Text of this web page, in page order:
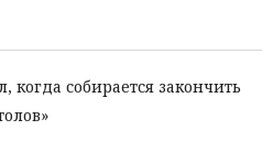
собирается закончить